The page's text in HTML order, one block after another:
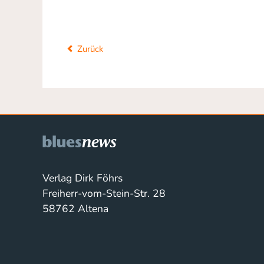
Zurück
Verlag Dirk Föhrs
Freiherr-vom-Stein-Str. 28
58762 Altena